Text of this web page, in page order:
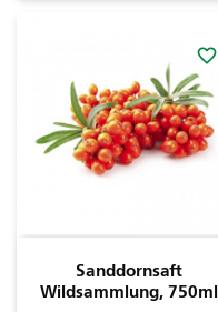
Sanddornsaft
Wildsammlung, 750ml
favorite_border